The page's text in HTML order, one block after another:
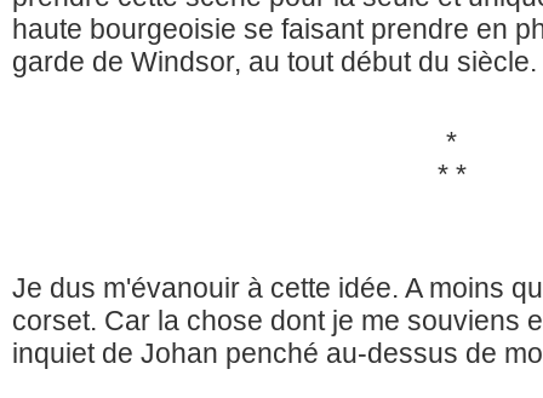
haute bourgeoisie se faisant prendre en
garde de Windsor, au tout début du siècle.
*
* *
Je dus m'évanouir à cette idée. A moins
corset. Car la chose dont je me souviens
inquiet de Johan penché au-dessus de